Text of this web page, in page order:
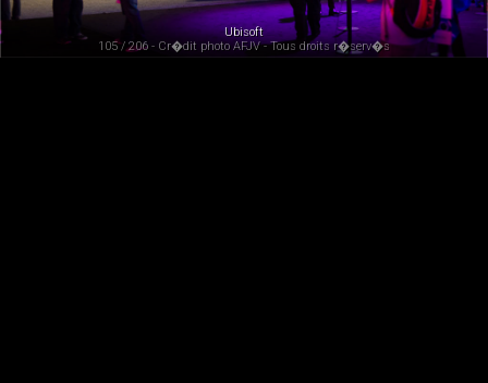
Ubisoft
105 / 206 - Cr�dit photo AFJV - Tous droits r�serv�s